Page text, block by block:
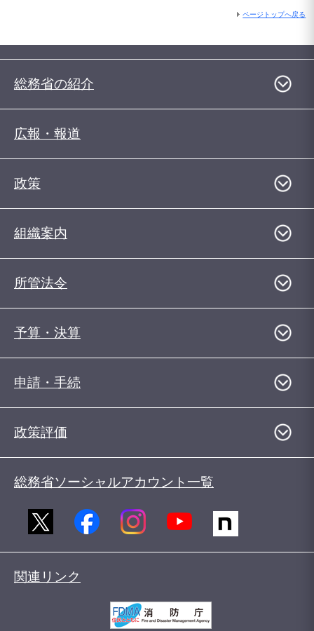
ページトップへ戻る
総務省の紹介
広報・報道
政策
組織案内
所管法令
予算・決算
申請・手続
政策評価
総務省ソーシャルアカウント一覧
関連リンク